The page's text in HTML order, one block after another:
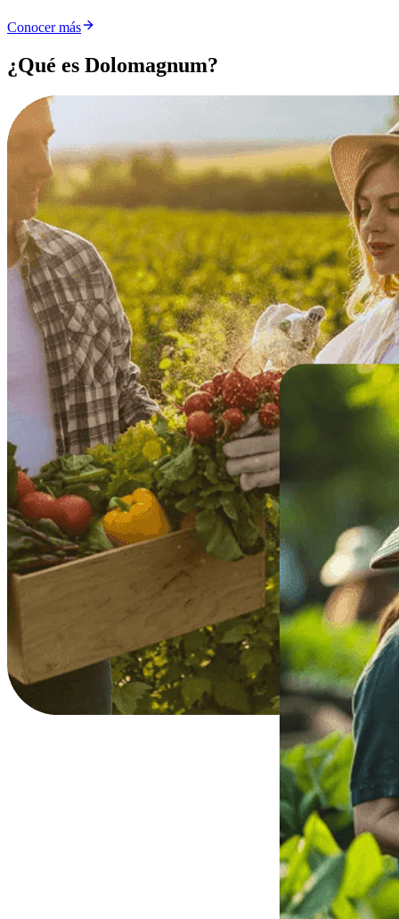
Conocer más
¿Qué es Dolomagnum?